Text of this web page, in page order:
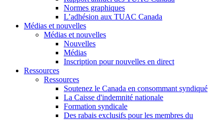
Normes graphiques
L’adhésion aux TUAC Canada
Médias et nouvelles
Médias et nouvelles
Nouvelles
Médias
Inscription pour nouvelles en direct
Ressources
Ressources
Soutenez le Canada en consommant syndiqué
La Caisse d'indemnité nationale
Formation syndicale
Des rabais exclusifs pour les membres du